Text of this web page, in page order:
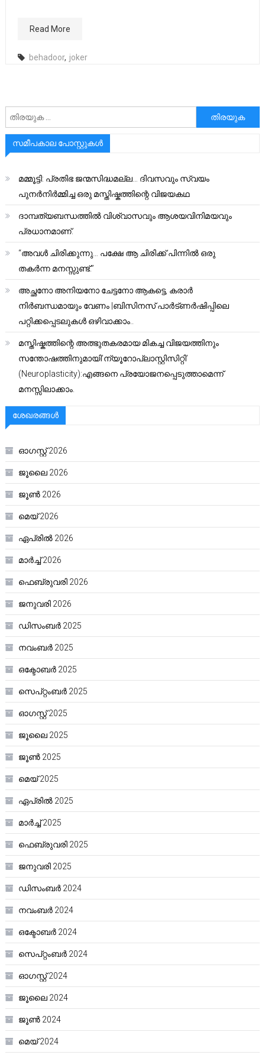
Read More
behadoor, joker
അനേഷിക്കുക
സമീപകാല പോസ്റ്റുകൾ
മമ്മൂട്ടി: പ്രതിഭ ജന്മസിദ്ധമല്ല… ദിവസവും സ്വയം
പുനർനിർമ്മിച്ച ഒരു മസ്തിഷ്കത്തിന്റെ വിജയകഥ
ദാമ്പത്യബന്ധത്തിൽ വിശ്വാസവും ആശയവിനിമയവും
പ്രധാനമാണ്.
“അവൾ ചിരിക്കുന്നു… പക്ഷേ ആ ചിരിക്ക് പിന്നിൽ ഒരു
തകർന്ന മനസ്സുണ്ട്.”
അച്ഛനോ അനിയനോ ചേട്ടനോ ആകട്ടെ, കരാർ
നിർബന്ധമായും വേണം |ബിസിനസ് പാർട്ണർഷിപ്പിലെ
പറ്റിക്കപ്പെടലുകൾ ഒഴിവാക്കാം..
മസ്തിഷ്കത്തിന്റെ അത്ഭുതകരമായ മികച്ച വിജയത്തിനും
സന്തോഷത്തിനുമായി’ന്യൂറോപ്ലാസ്റ്റിസിറ്റി’
(Neuroplasticity):എങ്ങനെ പ്രയോജനപ്പെടുത്താമെന്ന്
മനസ്സിലാക്കാം.
ശേഖരങ്ങൾ
ഓഗസ്റ്റ്‌ 2026
ജൂലൈ 2026
ജൂൺ 2026
മെയ്‌ 2026
ഏപ്രിൽ 2026
മാർച്ച്‌ 2026
ഫെബ്രുവരി 2026
ജനുവരി 2026
ഡിസംബർ 2025
നവംബർ 2025
ഒക്ടോബർ 2025
സെപ്റ്റംബർ 2025
ഓഗസ്റ്റ്‌ 2025
ജൂലൈ 2025
ജൂൺ 2025
മെയ്‌ 2025
ഏപ്രിൽ 2025
മാർച്ച്‌ 2025
ഫെബ്രുവരി 2025
ജനുവരി 2025
ഡിസംബർ 2024
നവംബർ 2024
ഒക്ടോബർ 2024
സെപ്റ്റംബർ 2024
ഓഗസ്റ്റ്‌ 2024
ജൂലൈ 2024
ജൂൺ 2024
മെയ്‌ 2024